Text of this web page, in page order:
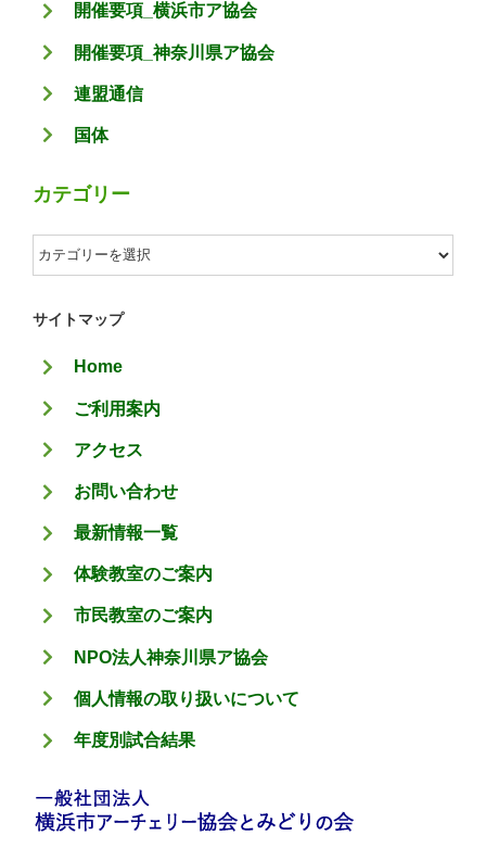
開催要項_横浜市ア協会
開催要項_神奈川県ア協会
連盟通信
国体
カテゴリー
カ
テ
ゴ
ー
サイトマップ
Home
ご利用案内
アクセス
お問い合わせ
最新情報一覧
体験教室のご案内
市民教室のご案内
NPO法人神奈川県ア協会
個人情報の取り扱いについて
年度別試合結果